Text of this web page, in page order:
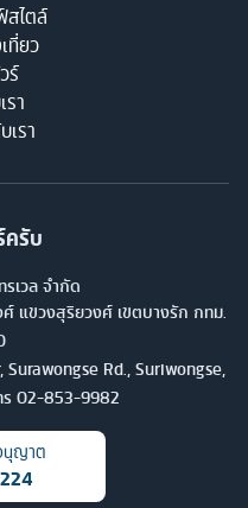
สไตล์
ที่ยว
ร์
รา
เรา
รับ
เวล จำกัด
แขวงสุริยวงศ์ เขตบางรัก กทม.
Rd., Suriwongse,
02-853-9982
นุญาต